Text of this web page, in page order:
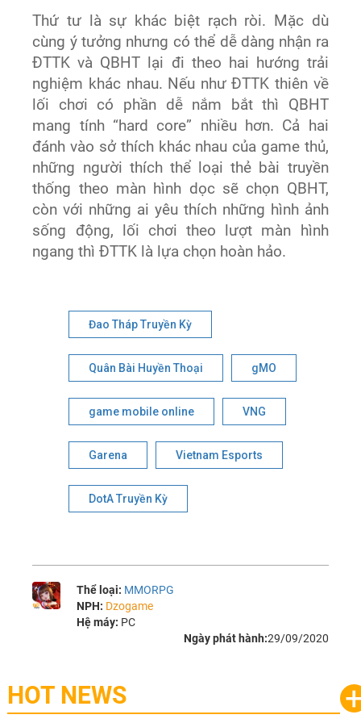
Thứ tư là sự khác biệt rạch ròi. Mặc dù
cùng ý tưởng nhưng có thể dễ dàng nhận ra
ĐTTK và QBHT lại đi theo hai hướng trải
nghiệm khác nhau. Nếu như ĐTTK thiên về
lối chơi có phần dễ nắm bắt thì QBHT
mang tính “hard core” nhiều hơn. Cả hai
đánh vào sở thích khác nhau của game thủ,
những người thích thể loại thẻ bài truyền
thống theo màn hình dọc sẽ chọn QBHT,
còn với những ai yêu thích những hình ảnh
sống động, lối chơi theo lượt màn hình
ngang thì ĐTTK là lựa chọn hoàn hảo.
Đao Tháp Truyền Kỳ
Quân Bài Huyền Thoại gMO
game mobile online VNG
Garena Vietnam Esports
DotA Truyền Kỳ
Thể loại: MMORPG
NPH: Dzogame
Hệ máy: PC
Ngày phát hành:29/09/2020
HOT NEWS